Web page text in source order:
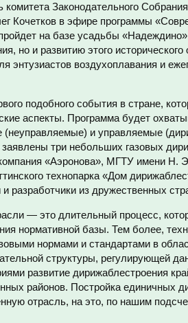
Законодательного Собрания
Кочетков в эфире программы
на базе усадьбы
но и развитию этого исторического
энтузиастов воздухоплавания и
подобного события в стране,
аспекты. Программа будет
(неуправляемые) и управляемые
три небольших газовых
«Аэронова», МГТУ имени Н.
технопарка «Дом
разработчики из дружественных
— это длительный процесс,
нормативной базы. Тем более,
нормами и стандартами в
структуры, регулирующей
развитие дирижаблестроения
районов. Постройка единичных
отрасль, на это, по нашим